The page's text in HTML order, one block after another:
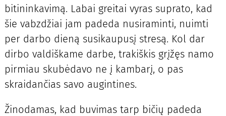
bitininkavimą. Labai greitai vyras suprato, kad
šie vabzdžiai jam padeda nusiraminti, nuimti
per darbo dieną susikaupusį stresą. Kol dar
dirbo valdiškame darbe, trakiškis grįžęs namo
pirmiau skubėdavo ne į kambarį, o pas
skraidančias savo augintines.
Žinodamas, kad buvimas tarp bičių padeda